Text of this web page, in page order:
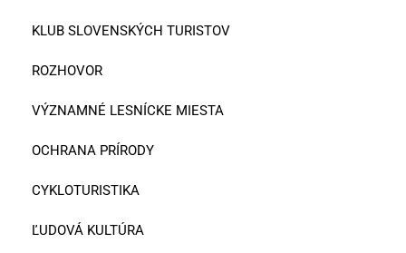
KLUB SLOVENSKÝCH TURISTOV
ROZHOVOR
VÝZNAMNÉ LESNÍCKE MIESTA
OCHRANA PRÍRODY
CYKLOTURISTIKA
ĽUDOVÁ KULTÚRA